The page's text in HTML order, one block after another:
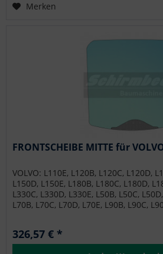
Merken
FRONTSCHEIBE MITTE für
VOLVO: L110E, L120B, L120C, L120D,
L150D, L150E, L180B, L180C, L180D,
L330C, L330D, L330E, L50B, L50C,
L70B, L70C, L70D, L70E, L90B, L90C,
326,57 € *